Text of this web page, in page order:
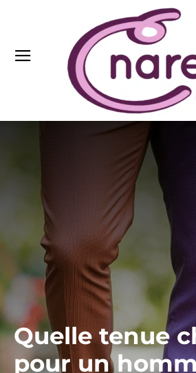
Quelle tenue
pour un